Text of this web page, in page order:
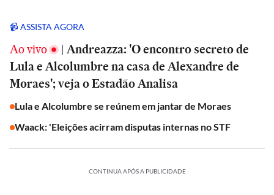
📹 ASSISTA AGORA
Ao vivo | Andreazza: 'O encontro secreto de
Lula e Alcolumbre na casa de Alexandre de
Moraes'; veja o Estadão Analisa
Lula e Alcolumbre se reúnem em jantar de Moraes
Waack: 'Eleições acirram disputas internas no STF
CONTINUA APÓS A PUBLICIDADE